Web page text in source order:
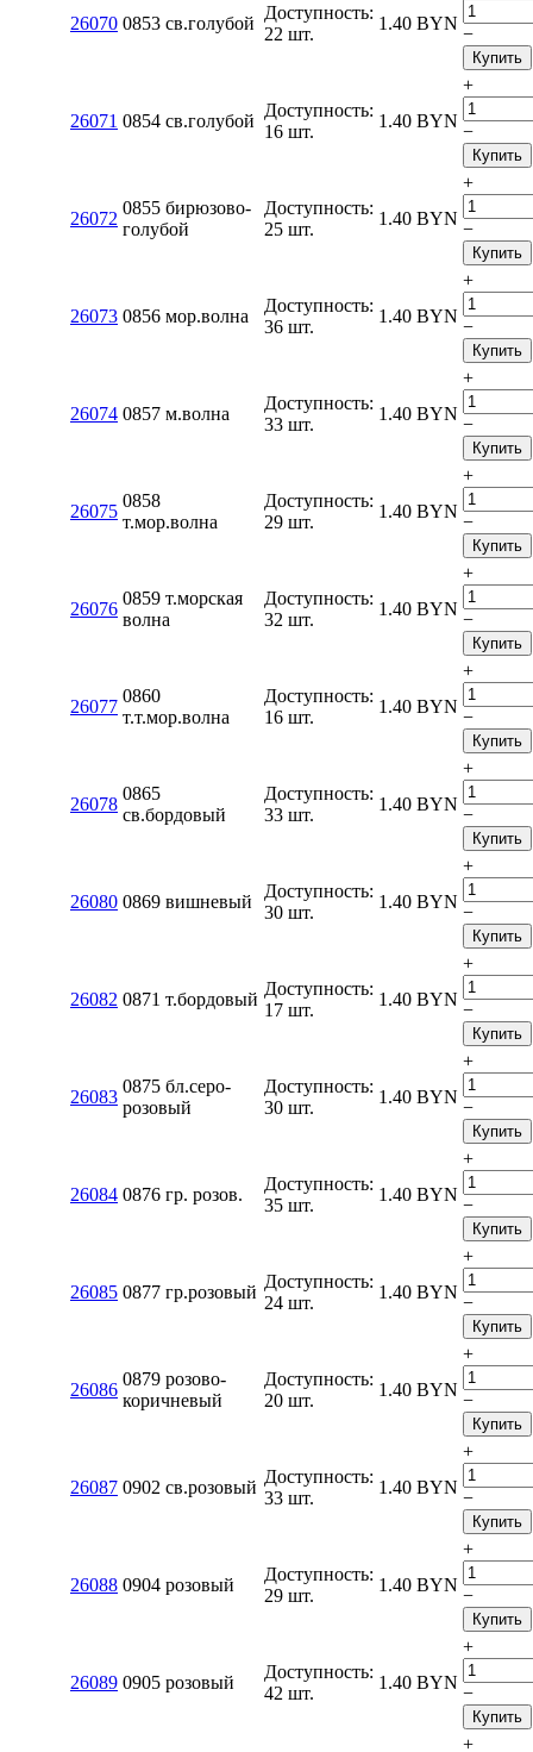
26070 0853 св.голубой
Доступность:
22 шт.
1.40 BYN
−
Купить
26071 0854 св.голубой
Доступность:
16 шт.
1.40 BYN
+
−
Купить
26072
0855 бирюзово-
голубой
Доступность:
25 шт.
1.40 BYN
+
−
Купить
26073 0856 мор.волна
Доступность:
36 шт.
1.40 BYN
+
−
Купить
26074 0857 м.волна
Доступность:
33 шт.
1.40 BYN
+
−
Купить
26075
0858
т.мор.волна
Доступность:
29 шт.
1.40 BYN
+
−
Купить
26076
0859 т.морская
волна
Доступность:
32 шт.
1.40 BYN
+
−
Купить
26077
0860
т.т.мор.волна
Доступность:
16 шт.
1.40 BYN
+
−
Купить
26078
0865
св.бордовый
Доступность:
33 шт.
1.40 BYN
+
−
Купить
26080 0869 вишневый
Доступность:
30 шт.
1.40 BYN
+
−
Купить
26082 0871 т.бордовый
Доступность:
17 шт.
1.40 BYN
+
−
Купить
26083
0875 бл.серо-
розовый
Доступность:
30 шт.
1.40 BYN
+
−
Купить
26084 0876 гр. розов.
Доступность:
35 шт.
1.40 BYN
+
−
Купить
26085 0877 гр.розовый
Доступность:
24 шт.
1.40 BYN
+
−
Купить
26086
0879 розово-
коричневый
Доступность:
20 шт.
1.40 BYN
+
−
Купить
26087 0902 св.розовый
Доступность:
33 шт.
1.40 BYN
+
−
Купить
26088 0904 розовый
Доступность:
29 шт.
1.40 BYN
+
−
Купить
26089 0905 розовый
Доступность:
42 шт.
1.40 BYN
+
−
Купить
+